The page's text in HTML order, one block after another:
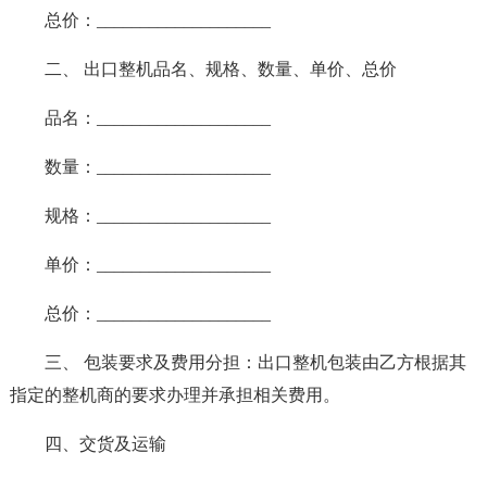
总价：____________________
二、 出口整机品名、规格、数量、单价、总价
品名：____________________
数量：____________________
规格：____________________
单价：____________________
总价：____________________
三、 包装要求及费用分担：出口整机包装由乙方根据其
指定的整机商的要求办理并承担相关费用。
四、交货及运输